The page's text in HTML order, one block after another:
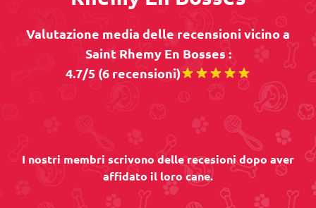
Valutazione media delle recensioni vicino a
Saint Rhemy En Bosses :
4.7/5 (6 recensioni)
I nostri membri scrivono delle recesioni dopo aver
affidato il loro cane.